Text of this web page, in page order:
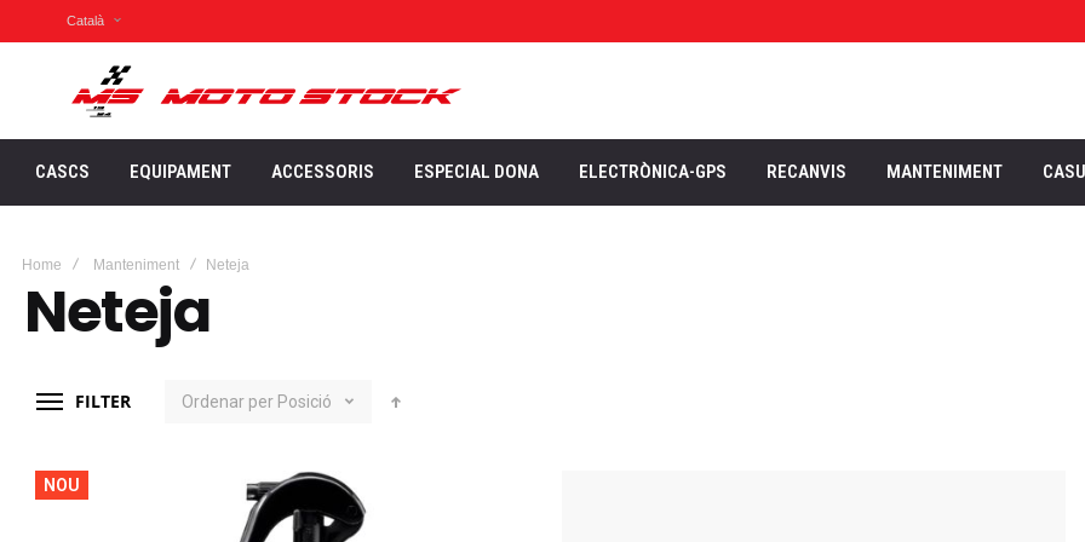
Català
CASCS EQUIPAMENT ACCESSORIS ESPECIAL DONA ELECTRÒNICA-GPS RECANVIS MANTENIMENT
Home Manteniment Neteja
Neteja
FILTER Ordenar per Posició
NOU